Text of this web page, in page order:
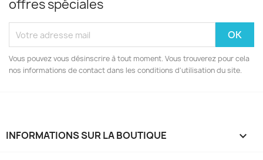
offres spéciales
Vous pouvez vous désinscrire à tout moment. Vous trouverez pour cela
nos informations de contact dans les conditions d'utilisation du site.
INFORMATIONS SUR LA BOUTIQUE keyboard_arrow_down